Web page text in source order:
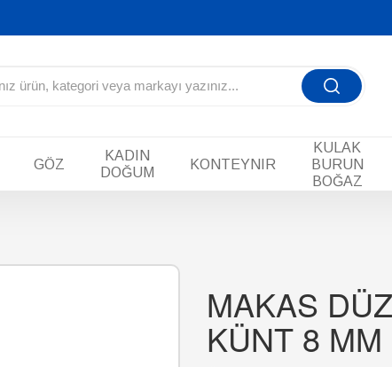
GÖZ
KADIN
DOĞUM
KONTEYNIR
KULAK
BURUN
BOĞAZ
MAKAS
KÜNT 8 MM